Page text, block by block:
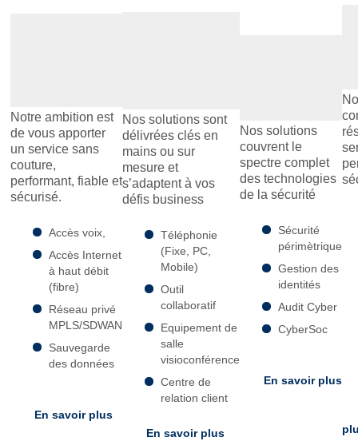
Notre ambition est
de vous apporter
un service sans
couture,
performant, fiable et
sécurisé.
Accès voix,
Accès Internet
à haut débit
(fibre)
Réseau privé
MPLS/SDWAN
Sauvegarde
des données
En savoir plus
Nos solutions sont
délivrées clés en
mains ou sur
mesure et
s’adaptent à vos
défis business
Téléphonie
(Fixe, PC,
Mobile)
Outil
collaboratif
Equipement de
salle
visioconférence
Centre de
relation client
En savoir plus
Nos solutions
couvrent le
spectre complet
des technologies
de la sécurité
Sécurité
périmètrique
Gestion des
identités
Audit Cyber
CyberSoc
En savoir plus